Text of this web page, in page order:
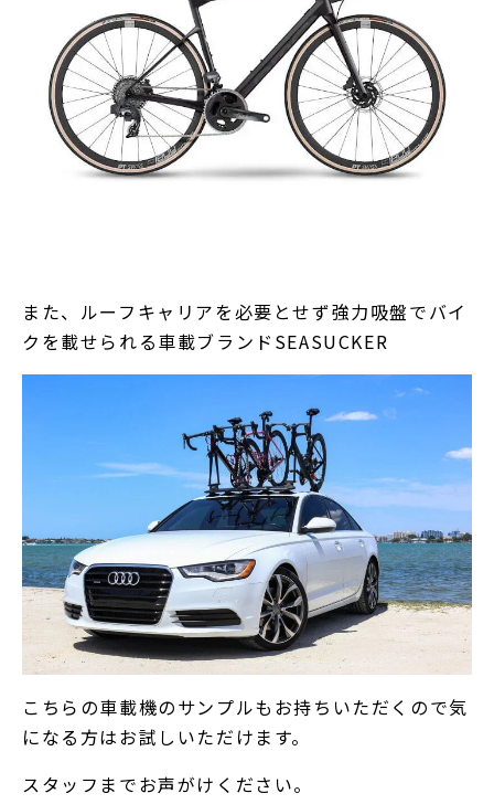
また、ルーフキャリアを必要とせず強力吸盤でバイ
クを載せられる車載ブランドSEASUCKER
こちらの車載機のサンプルもお持ちいただくので気
になる方はお試しいただけます。
スタッフまでお声がけください。